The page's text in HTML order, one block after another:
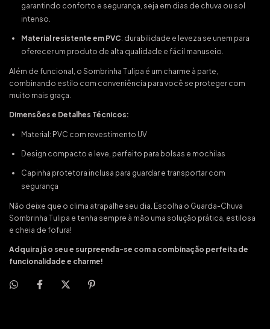
garantindo conforto e segurança, seja em dias de chuva ou sol
intenso.
Material resistente em PVC: durabilidade e leveza se unem para
oferecer um produto de alta qualidade e fácil manuseio.
Além de funcional, o Sombrinha Tulipa é um charme à parte,
combinando estilo com conveniência para você se proteger com
muito mais graça.
Dimensões e Detalhes Técnicos:
Material: PVC com revestimento UV
Design compacto e leve, perfeito para bolsas e mochilas
Capinha protetora inclusa para guardar e transportar com
segurança
Não deixe que o clima atrapalhe seu dia. Escolha o Guarda-Chuva
Sombrinha Tulipa e tenha sempre à mão uma solução prática, estilosa
e cheia de fofura!
Adquira já o seu e surpreenda-se com a combinação perfeita de
funcionalidade e charme!